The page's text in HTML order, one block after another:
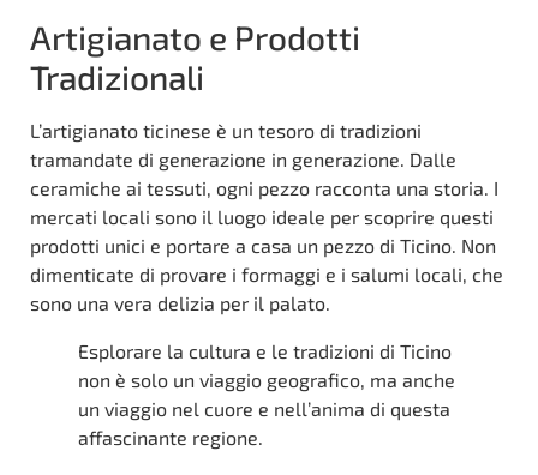
Artigianato e Prodotti
Tradizionali
L’artigianato ticinese è un tesoro di tradizioni
tramandate di generazione in generazione. Dalle
ceramiche ai tessuti, ogni pezzo racconta una storia. I
mercati locali sono il luogo ideale per scoprire questi
prodotti unici e portare a casa un pezzo di Ticino. Non
dimenticate di provare i formaggi e i salumi locali, che
sono una vera delizia per il palato.
Esplorare la cultura e le tradizioni di Ticino
non è solo un viaggio geografico, ma anche
un viaggio nel cuore e nell’anima di questa
affascinante regione.